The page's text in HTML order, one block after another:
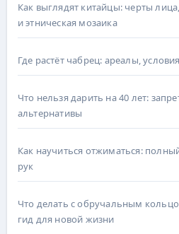
Как выглядят китайцы: черты
и этническая мозаика
Где растёт чабрец: ареалы,
Что нельзя дарить на 40 лет:
альтернативы
Как научиться отжиматься:
рук
Что делать с обручальным
гид для новой жизни